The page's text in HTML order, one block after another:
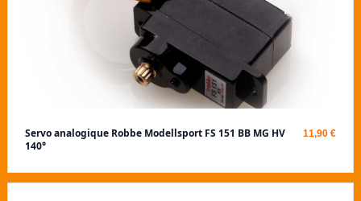
Servo analogique Robbe Modellsport FS 151 BB MG HV
140°
11,90 €